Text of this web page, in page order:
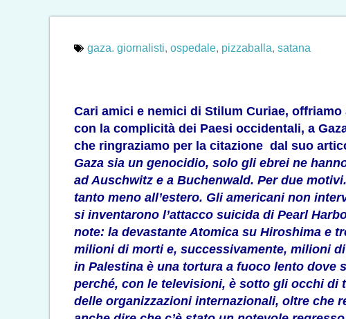
gaza. giornalisti, ospedale, pizzaballa, satana
Cari amici e nemici di Stilum Curiae,
con la complicità dei Paesi occidentali, a
che ringraziamo per la citazione dal suo
Gaza sia un genocidio, solo gli ebrei ne
ad Auschwitz e a Buchenwald. Per due
tanto meno all’estero. Gli americani non
si inventarono l’attacco suicida di Pearl
note: la devastante Atomica su Hiroshima e
milioni di morti e, successivamente, milioni
in Palestina è una tortura a fuoco lento dove
perché, con le televisioni, è sotto gli occhi di
delle organizzazioni internazionali, oltre che